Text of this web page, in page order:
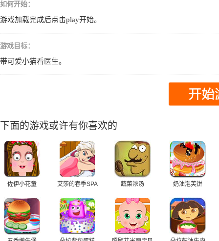
如何开始：
游戏加载完成后点击play开始。
游戏目标：
带可爱小猫看医生。
下面的游戏或许有你喜欢的
佐伊小花童 艾莎的春季SPA 蔬菜浓汤 奶油泡芙饼